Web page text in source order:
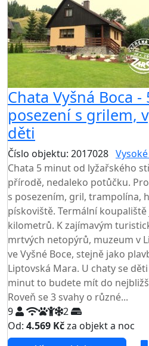
Chata Vyšná Boca
posezení s grilem,
děti
Číslo objektu: 2017028
Chata 5 minut od lyžařského
přírodě, nedaleko potůčku.
s posezením, gril, trampolína,
pískoviště. Termální
kilometrů. K zajímavým
mrtvých netopýrů, muzeum v
ve Vyšné Boce, stejně jako
Liptovská Mara. U chaty se
minut to budete mít do
Roveň se 3 svahy o různé...
9
2
Od: 4.569 Kčza objekt a noc